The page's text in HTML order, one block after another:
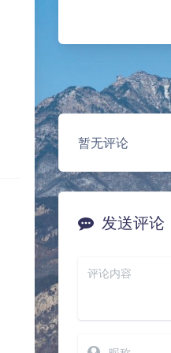
暂无评论
发送评论